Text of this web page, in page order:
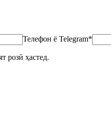
Телефон ё Telegram*
розӣ ҳастед.